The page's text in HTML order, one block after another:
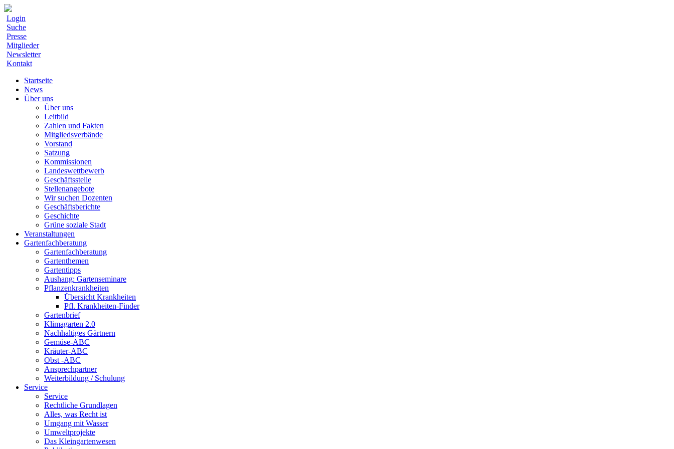
Login
Suche
Presse
Mitglieder
Newsletter
Kontakt
Startseite
News
Über uns
Über uns
Leitbild
Zahlen und Fakten
Mitgliedsverbände
Vorstand
Satzung
Kommissionen
Landeswettbewerb
Geschäftsstelle
Stellenangebote
Wir suchen Dozenten
Geschäftsberichte
Geschichte
Grüne soziale Stadt
Veranstaltungen
Gartenfachberatung
Gartenfachberatung
Gartenthemen
Gartentipps
Aushang: Gartenseminare
Pflanzenkrankheiten
Übersicht Krankheiten
Pfl. Krankheiten-Finder
Gartenbrief
Klimagarten 2.0
Nachhaltiges Gärtnern
Gemüse-ABC
Kräuter-ABC
Obst -ABC
Ansprechpartner
Weiterbildung / Schulung
Service
Service
Rechtliche Grundlagen
Alles, was Recht ist
Umgang mit Wasser
Umweltprojekte
Das Kleingartenwesen